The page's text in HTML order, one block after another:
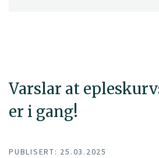
Varslar at
er i gang!
PUBLISERT: 25.03.2025